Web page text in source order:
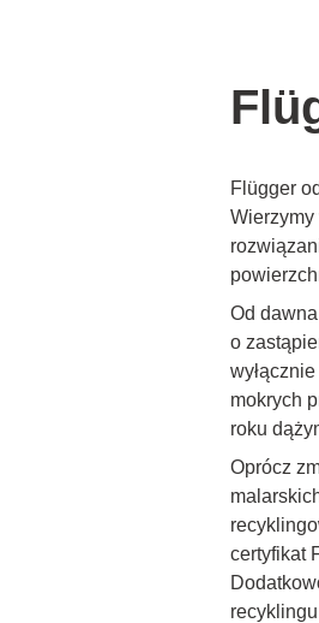
Flügger
Od
o
mokrych
roku
Oprócz
certyfikat